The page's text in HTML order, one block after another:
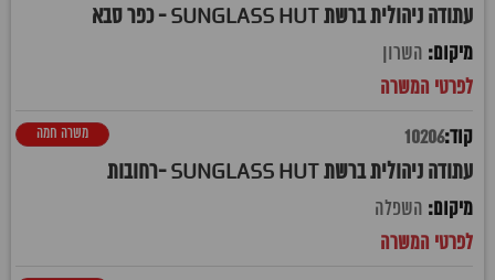
עתודה ניהולית ברשת SUNGLASS HUT - כפר סבא
השרון
10206
עתודה ניהולית ברשת SUNGLASS HUT -רחובות
משרה חמה
השפלה